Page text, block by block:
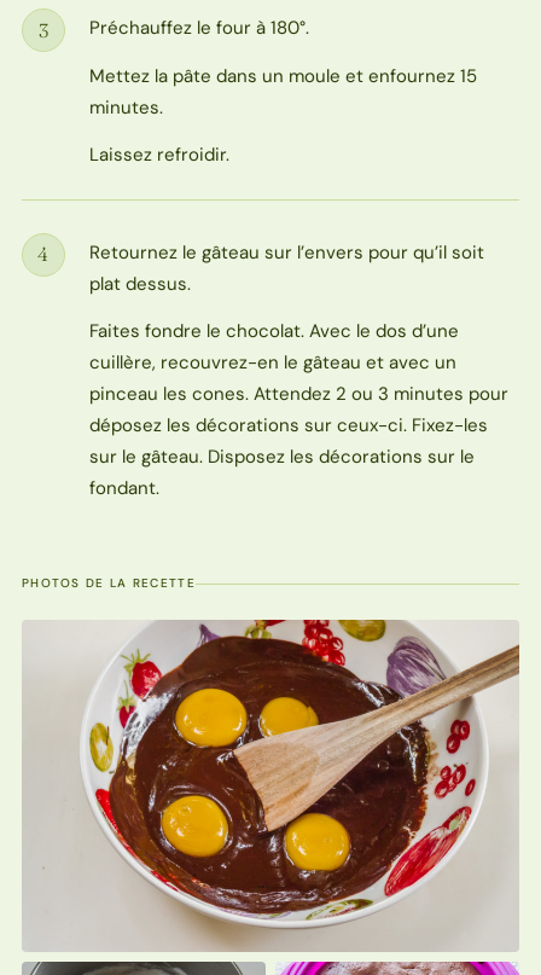
Étape
3
Préchauffez le four à 180°.
Mettez la pâte dans un moule et enfournez 15
minutes.
Laissez refroidir.
Étape
4
Retournez le gâteau sur l’envers pour qu’il soit
plat dessus.
Faites fondre le chocolat. Avec le dos d’une
cuillère, recouvrez-en le gâteau et avec un
pinceau les cones. Attendez 2 ou 3 minutes pour
déposez les décorations sur ceux-ci. Fixez-les
sur le gâteau. Disposez les décorations sur le
fondant.
PHOTOS DE LA RECETTE